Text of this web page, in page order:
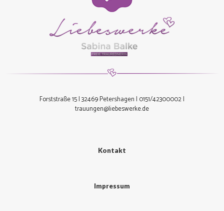
Forststraße 15 | 32469 Petershagen | 0151/42300002 |
trauungen@liebeswerke.de
Kontakt
Impressum